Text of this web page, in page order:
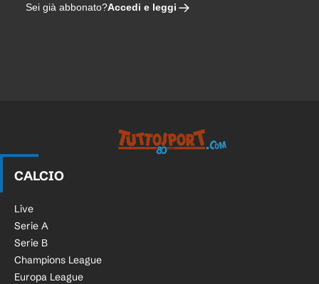
Sei già abbonato?Accedi e leggi
CALCIO
Live
Serie A
Serie B
Champions League
Europa League